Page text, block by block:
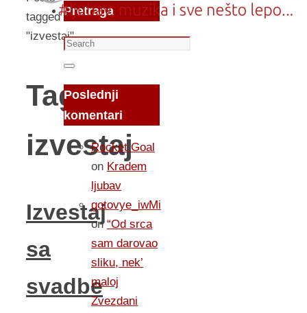
tagged
"izvestaj"
Tag:
izvestaj
Izvestaj
sa
svadbe
Pretraga
Search
for:
Search
Poslednji
komentari
Rocket Goal
on Kradem
ljubav
gotovye_iwMi
on“Od srca
sam darovao
sliku, nek’
maloj
Zvezdani